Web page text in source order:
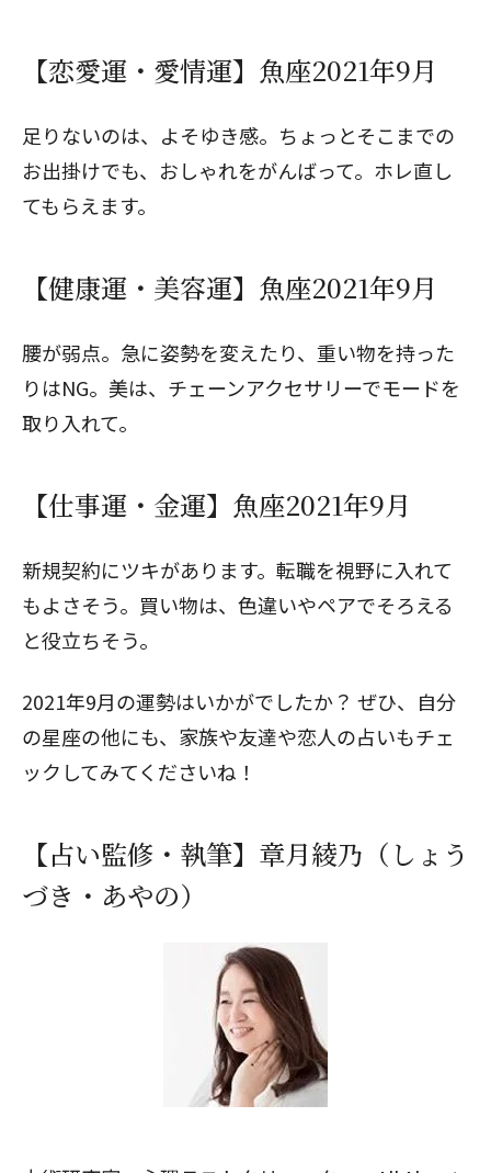
【恋愛運・愛情運】魚座2021年9月
足りないのは、よそゆき感。ちょっとそこまでの
お出掛けでも、おしゃれをがんばって。ホレ直し
てもらえます。
【健康運・美容運】魚座2021年9月
腰が弱点。急に姿勢を変えたり、重い物を持った
りはNG。美は、チェーンアクセサリーでモードを
取り入れて。
【仕事運・金運】魚座2021年9月
新規契約にツキがあります。転職を視野に入れて
もよさそう。買い物は、色違いやペアでそろえる
と役立ちそう。
2021年9月の運勢はいかがでしたか？ ぜひ、自分
の星座の他にも、家族や友達や恋人の占いもチェ
ックしてみてくださいね！
【占い監修・執筆】章月綾乃（しょう
づき・あやの）